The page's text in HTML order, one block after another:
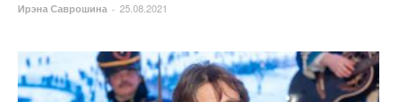
Ирэна Саврошина - 25.08.2021